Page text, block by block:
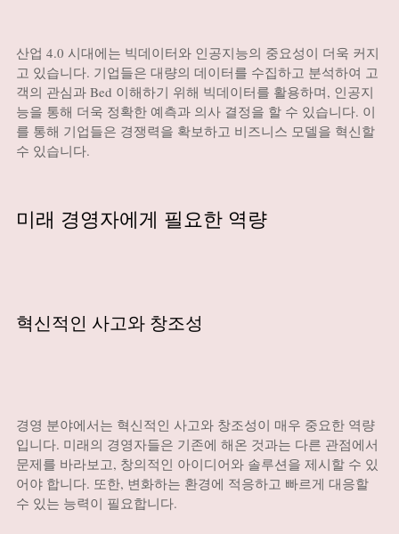
산업 4.0 시대에는 빅데이터와 인공지능의 중요성이 더욱 커지
고 있습니다. 기업들은 대량의 데이터를 수집하고 분석하여 고
객의 관심과 Bed 이해하기 위해 빅데이터를 활용하며, 인공지
능을 통해 더욱 정확한 예측과 의사 결정을 할 수 있습니다. 이
를 통해 기업들은 경쟁력을 확보하고 비즈니스 모델을 혁신할
수 있습니다.
미래 경영자에게 필요한 역량
혁신적인 사고와 창조성
경영 분야에서는 혁신적인 사고와 창조성이 매우 중요한 역량
입니다. 미래의 경영자들은 기존에 해온 것과는 다른 관점에서
문제를 바라보고, 창의적인 아이디어와 솔루션을 제시할 수 있
어야 합니다. 또한, 변화하는 환경에 적응하고 빠르게 대응할
수 있는 능력이 필요합니다.